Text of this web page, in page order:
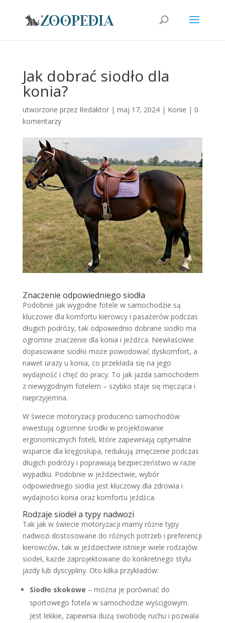
Jak dobrać siodło dla
konia?
utworzone przez Redaktor| maj 17, 2024| Konie | 0
komentarzy
Znaczenie odpowiedniego siodła
Podobnie jak wygodne fotele w samochodzie są
kluczowe dla komfortu kierowcy i pasażerów podczas
długich podróży, tak odpowiednio dobrane siodło ma
ogromne znaczenie dla konia i jeźdźca. Niewłaściwie
dopasowane siodło może powodować dyskomfort, a
nawet urazy u konia, co przekłada się na jego
wydajność i chęć do pracy. To jak jazda samochodem
z niewygodnym fotelem – szybko staje się męcząca i
nieprzyjemna.
W świecie motoryzacji producenci samochodów
inwestują ogromne środki w projektowanie
ergonomicznych foteli, które zapewniają optymalne
wsparcie dla kręgosłupa, redukują zmęczenie podczas
długich podróży i poprawiają bezpieczeństwo w razie
wypadku. Podobnie w jeździectwie, wybór
odpowiedniego siodła jest kluczowy dla zdrowia i
wydajności konia oraz komfortu jeźdźca.
Rodzaje siodeł a typy nadwozi
Tak jak w świecie motoryzacji mamy różne typy
nadwozi dostosowane do różnych potrzeb i preferencji
kierowców, tak w jeździectwie istnieje wiele rodzajów
siodeł, każde zaprojektowane do konkretnego stylu
jazdy lub dyscypliny. Oto kilka przykładów:
Siodło skokowe – można je porównać do
sportowego fotela w samochodzie wyścigowym.
Jest lekkie, zapewnia dużą swobodę ruchu i pozwala